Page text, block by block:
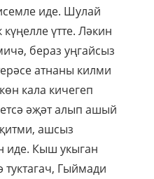
иде. Шулай
үтте. Ләкин
бераз уңгайсыз
атнаны килми
кала кичегеп
әҗәт алып ашый
ашсыз
иде. Кыш укыган
Гыймади